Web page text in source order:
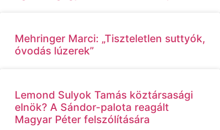
Mehringer Marci: „Tiszteletlen suttyók,
óvodás lúzerek”
Lemond Sulyok Tamás köztársasági
elnök? A Sándor-palota reagált
Magyar Péter felszólítására